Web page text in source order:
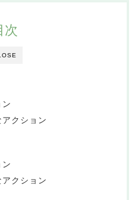
次
クション
クション